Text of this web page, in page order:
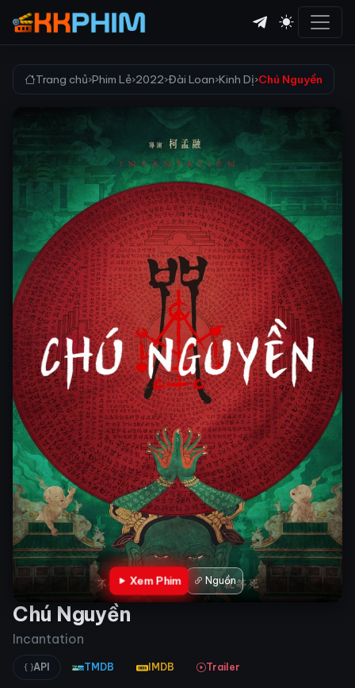
Trang chủ›Phim Lẻ›2022›Đài Loan›Kinh Dị›Chú Nguyền
Xem Phim Nguồn
Chú Nguyền
Incantation
API TMDB IMDB Trailer